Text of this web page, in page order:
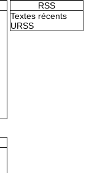
RSS
Textes récents
URSS